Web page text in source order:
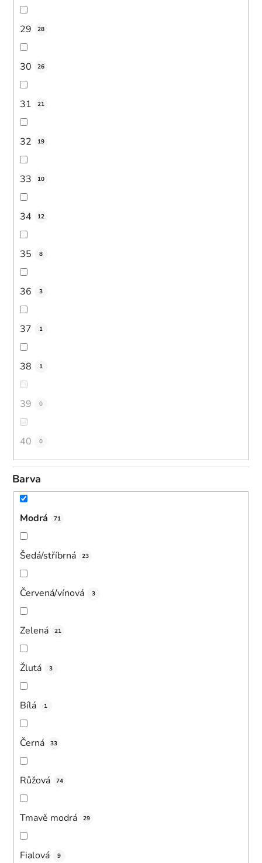
29 28
30 26
31 21
32 19
33 10
34 12
35 8
36 3
37 1
38 1
39 0
40 0
Barva
Modrá 71
Šedá/stříbrná 23
Červená/vínová 3
Zelená 21
Žlutá 3
Bílá 1
Černá 33
Růžová 74
Tmavě modrá 29
Fialová 9